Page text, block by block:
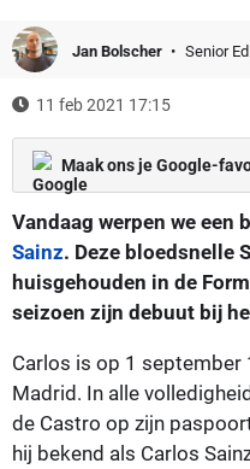
Jan Bolscher Senior
11 feb 2021 17:15
Maak ons je Google-
Vandaag werpen we een
Sainz. Deze bloedsnelle
huisgehouden in de
seizoen zijn debuut bij
Carlos is op 1 september
Madrid. In alle
de Castro op zijn
hij bekend als Carlos